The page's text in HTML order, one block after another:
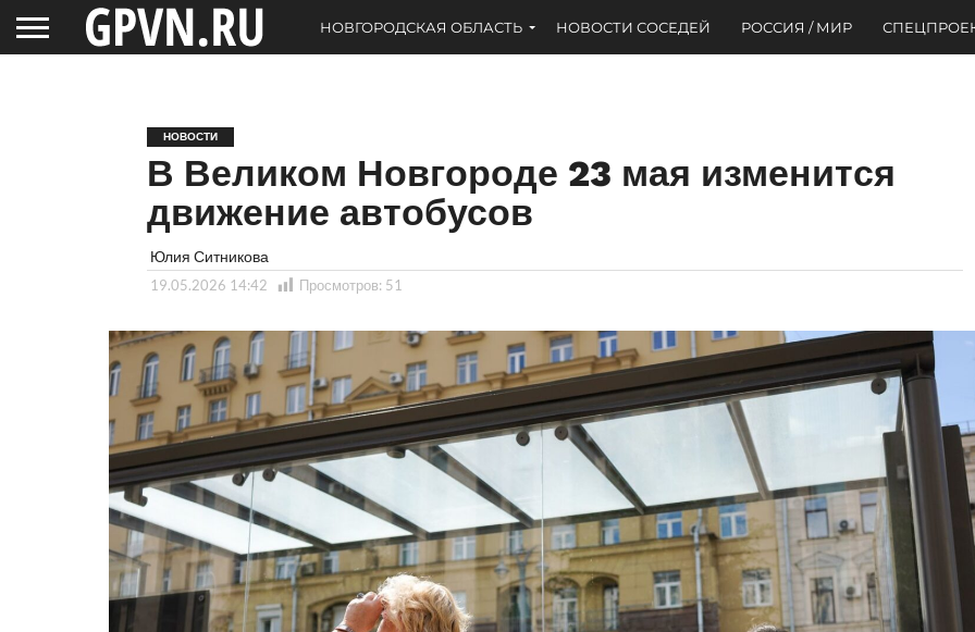
НОВГОРОДСКАЯ ОБЛАСТЬ НОВОСТИ СОСЕДЕЙ РОССИЯ / МИР
НОВОСТИ
В Великом Новгороде 23 мая изменится
движение автобусов
Юлия Ситникова
19.05.2026 14:42 Просмотров: 51